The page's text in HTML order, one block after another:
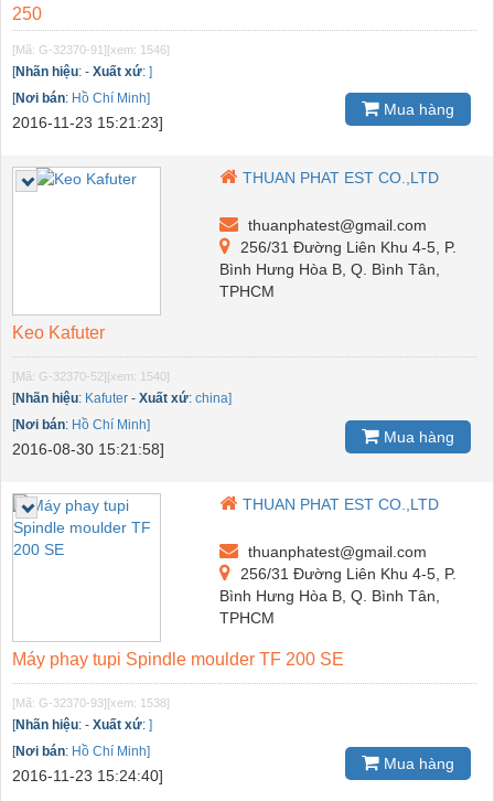
250
[Mã: G-32370-91][xem: 1546]
[Nhãn hiệu: - Xuất xứ: ]
[Nơi bán: Hồ Chí Minh]
2016-11-23 15:21:23]
Mua hàng
THUAN PHAT EST CO.,LTD
thuanphatest@gmail.com
256/31 Đường Liên Khu 4-5, P.
Bình Hưng Hòa B, Q. Bình Tân,
TPHCM
Keo Kafuter
[Mã: G-32370-52][xem: 1540]
[Nhãn hiệu: Kafuter - Xuất xứ: china]
[Nơi bán: Hồ Chí Minh]
2016-08-30 15:21:58]
Mua hàng
THUAN PHAT EST CO.,LTD
thuanphatest@gmail.com
256/31 Đường Liên Khu 4-5, P.
Bình Hưng Hòa B, Q. Bình Tân,
TPHCM
Máy phay tupi Spindle moulder TF 200 SE
[Mã: G-32370-93][xem: 1538]
[Nhãn hiệu: - Xuất xứ: ]
[Nơi bán: Hồ Chí Minh]
2016-11-23 15:24:40]
Mua hàng